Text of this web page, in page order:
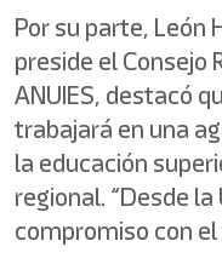
Por su parte, León
preside el Consejo
ANUIES, destacó
trabajará en una
la educación
regional. “Desde
compromiso con